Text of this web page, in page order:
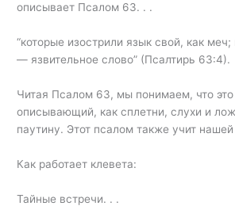
описывает Псалом 63. . .
“которые изострили язык свой, как меч;
— язвительное слово” (Псалтирь 63:4).
Читая Псалом 63, мы понимаем, что это
описывающий, как сплетни, слухи и
паутину. Этот псалом также учит
Как работает клевета:
Тайные встречи. . .